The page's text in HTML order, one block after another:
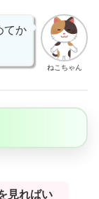
ねこちゃん
てか
見ればい